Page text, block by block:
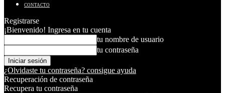
CONTACTO
Registrarse
¡Bienvenido! Ingresa en tu cuenta
tu nombre de usuario
tu contraseña
¿Olvidaste tu contraseña? consigue ayuda
Recuperación de contraseña
Recupera tu contraseña